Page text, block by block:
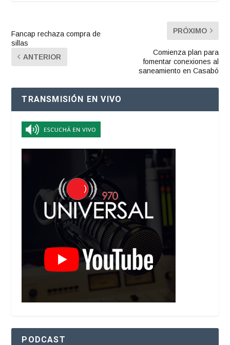
Fancap rechaza compra de
sillas
ANTERIOR
PRÓXIMO
Comienza plan para
fomentar conexiones al
saneamiento en Casabó
TRANSMISIÓN EN VIVO
PODCAST